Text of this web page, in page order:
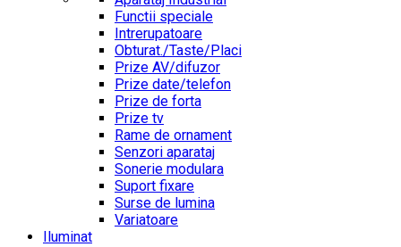
Functii speciale
Intrerupatoare
Obturat./Taste/Placi
Prize AV/difuzor
Prize date/telefon
Prize de forta
Prize tv
Rame de ornament
Senzori aparataj
Sonerie modulara
Suport fixare
Surse de lumina
Variatoare
Iluminat